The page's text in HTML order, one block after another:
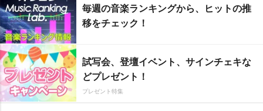
毎週の音楽ランキングから、ヒットの推
移をチェック！
試写会、登壇イベント、サインチェキな
どプレゼント！
プレゼント特集